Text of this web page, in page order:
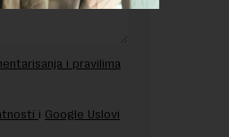
i pravilima
i Google Uslovi